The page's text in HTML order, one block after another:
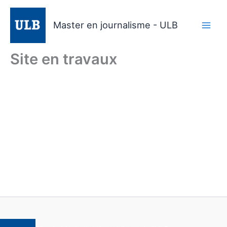
Aller
contenu
Master en journalisme - ULB
Site en travaux